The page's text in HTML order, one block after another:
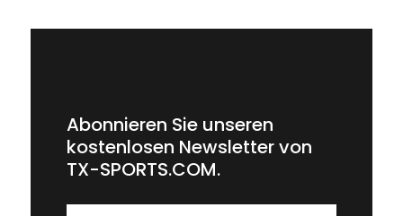
Abonnieren Sie unseren
kostenlosen Newsletter von
TX-SPORTS.COM.